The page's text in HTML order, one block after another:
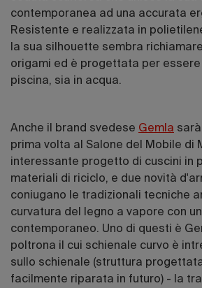
contemporanea ad una accurata
Resistente e realizzata in
la sua silhouette sembra
origami ed è progettata per
piscina, sia in acqua.
Anche il brand svedese Gemla
prima volta al Salone del Mobile di
interessante progetto di cuscini in
materiali di riciclo, e due novità
coniugano le tradizionali tecniche
curvatura del legno a vapore con
contemporaneo. Uno di questi è
poltrona il cui schienale curvo è
sullo schienale (struttura
facilmente riparata in futuro) - la